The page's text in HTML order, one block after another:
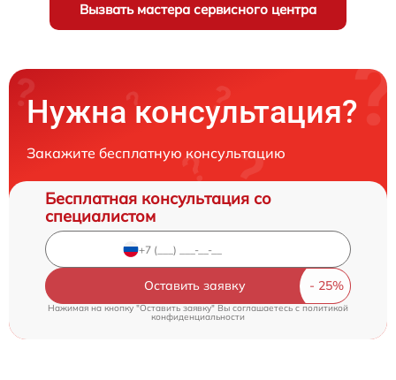
Вызвать мастера сервисного центра
Нужна консультация?
Закажите бесплатную консультацию
Бесплатная консультация со
специалистом
Оставить заявку
Нажимая на кнопку "Оставить заявку" Вы соглашаетесь c политикой
конфиденциальности